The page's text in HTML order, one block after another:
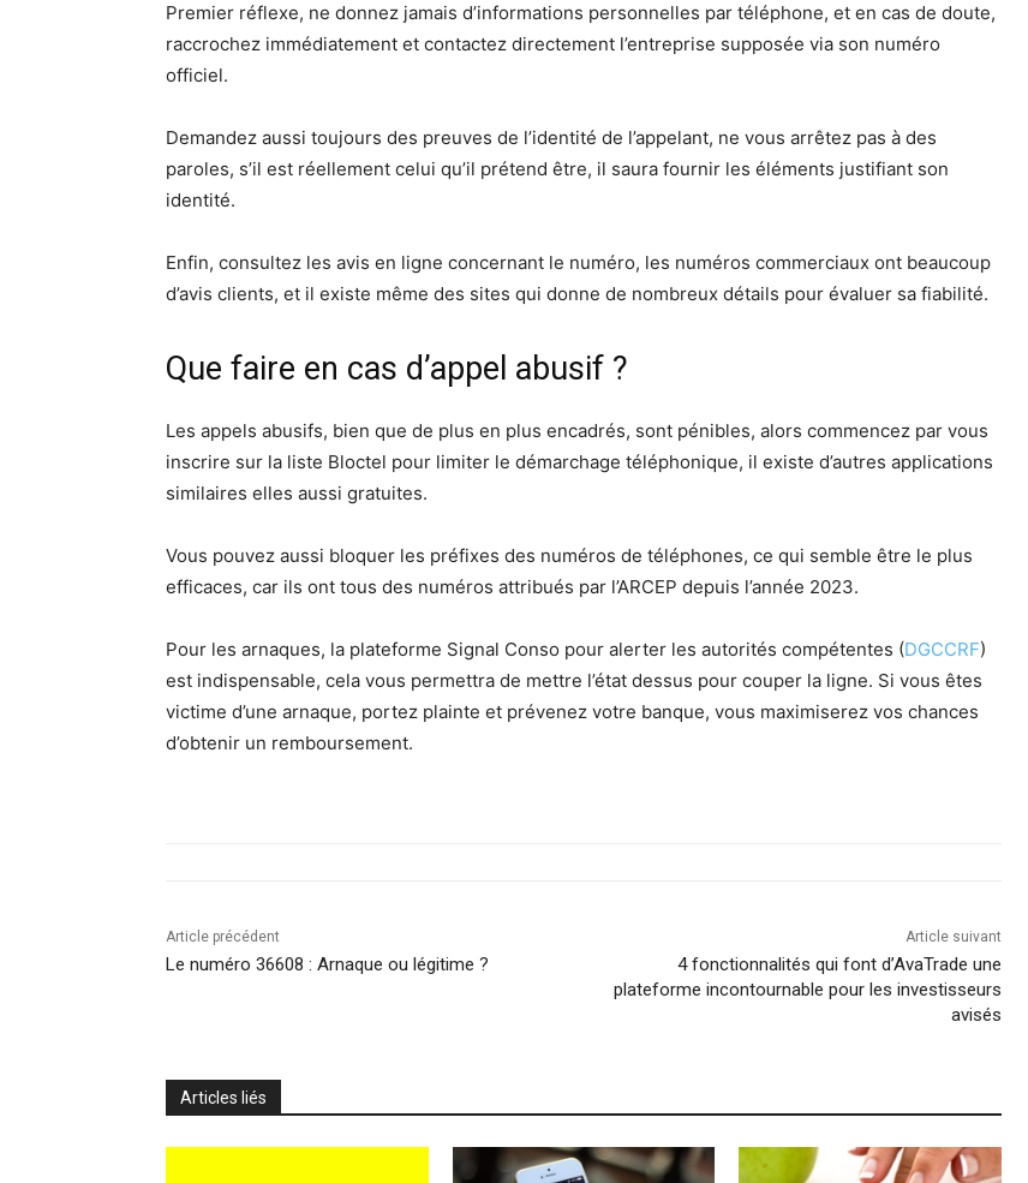
Premier réflexe, ne donnez jamais d’informations personnelles par téléphone, et en cas de doute,
raccrochez immédiatement et contactez directement l’entreprise supposée via son numéro
officiel.
Demandez aussi toujours des preuves de l’identité de l’appelant, ne vous arrêtez pas à des
paroles, s’il est réellement celui qu’il prétend être, il saura fournir les éléments justifiant son
identité.
Enfin, consultez les avis en ligne concernant le numéro, les numéros commerciaux ont beaucoup
d’avis clients, et il existe même des sites qui donne de nombreux détails pour évaluer sa fiabilité.
Que faire en cas d’appel abusif ?
Les appels abusifs, bien que de plus en plus encadrés, sont pénibles, alors commencez par vous
inscrire sur la liste Bloctel pour limiter le démarchage téléphonique, il existe d’autres applications
similaires elles aussi gratuites.
Vous pouvez aussi bloquer les préfixes des numéros de téléphones, ce qui semble être le plus
efficaces, car ils ont tous des numéros attribués par l’ARCEP depuis l’année 2023.
Pour les arnaques, la plateforme Signal Conso pour alerter les autorités compétentes (DGCCRF)
est indispensable, cela vous permettra de mettre l’état dessus pour couper la ligne. Si vous êtes
victime d’une arnaque, portez plainte et prévenez votre banque, vous maximiserez vos chances
d’obtenir un remboursement.
Article précédent
Le numéro 36608 : Arnaque ou légitime ?
Article suivant
4 fonctionnalités qui font d’AvaTrade une
plateforme incontournable pour les investisseurs
avisés
Articles liés